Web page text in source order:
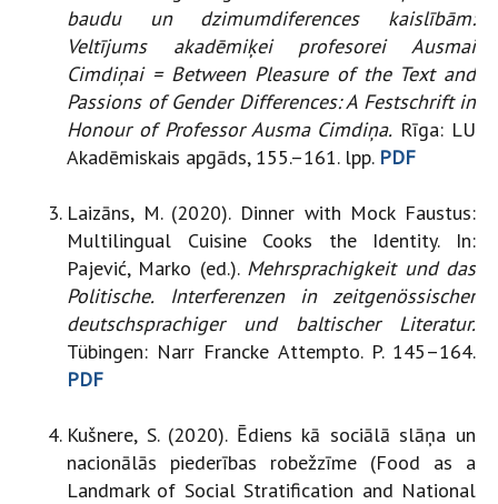
baudu un dzimumdiferences kaislībām:
Veltījums akadēmiķei profesorei Ausmai
Cimdiņai = Between Pleasure of the Text and
Passions of Gender Differences: A Festschrift in
Honour of Professor Ausma Cimdiņa. Rīga: LU
Akadēmiskais apgāds, 155.–161. lpp. PDF
Laizāns, M. (2020). Dinner with Mock Faustus:
Multilingual Cuisine Cooks the Identity. In:
Pajević, Marko (ed.). Mehrsprachigkeit und das
Politische. Interferenzen in zeitgenössischer
deutschsprachiger und baltischer Literatur.
Tübingen: Narr Francke Attempto. P. 145–164.
PDF
Kušnere, S. (2020). Ēdiens kā sociālā slāņa un
nacionālās piederības robežzīme (Food as a
Landmark of Social Stratification and National